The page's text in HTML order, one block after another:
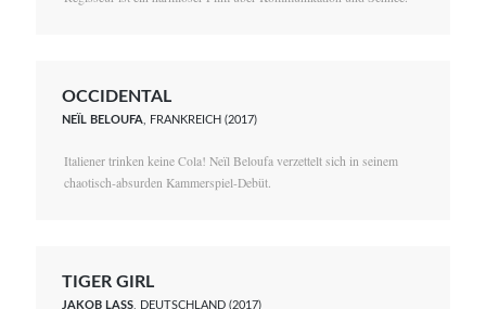
OCCIDENTAL
NEÏL BELOUFA , FRANKREICH (2017)
Italiener trinken keine Cola! Neïl Beloufa verzettelt sich in seinem
chaotisch-absurden Kammerspiel-Debüt.
TIGER GIRL
JAKOB LASS , DEUTSCHLAND (2017)